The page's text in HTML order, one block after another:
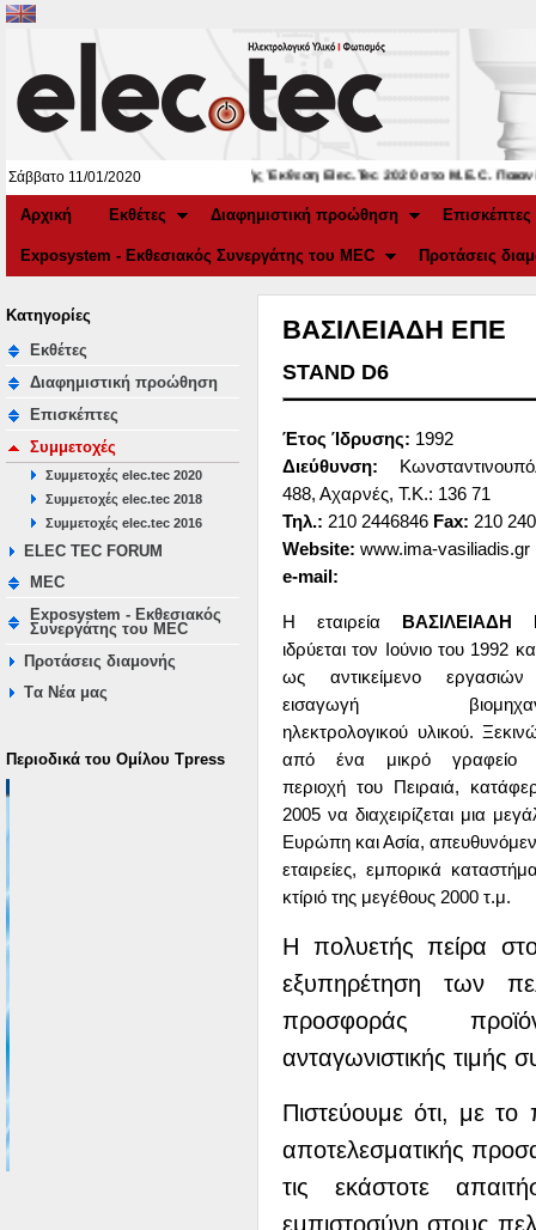
Σάββατο 11/01/2020 3η Διεθνής Έκθεση Elec.Tec 2020 στο Μ.Ε.C.
Αρχική Εκθέτες Διαφημιστική προώθηση Επισκέπτες
Exposystem - Εκθεσιακός Συνεργάτης του MEC Προτάσεις
Κατηγορίες
Εκθέτες
Διαφημιστική προώθηση
Επισκέπτες
Συμμετοχές
Συμμετοχές elec.tec 2020
Συμμετοχές elec.tec 2018
Συμμετοχές elec.tec 2016
ELEC TEC FORUM
MEC
Exposystem - Εκθεσιακός
Συνεργάτης του MEC
Προτάσεις διαμονής
Tα Νέα μας
Περιοδικά του Ομίλου Τpress
ΒΑΣΙΛΕΙΑΔΗ ΕΠΕ
STAND D6
Έτος Ίδρυσης: 1992
Διεύθυνση:
488, Αχαρνές, Τ.Κ.: 136 71
Τηλ.: 210 2446846 Fax: 210
Website: www.ima-vasiliadis.gr
e-mail:
Η εταιρεία
ΒΑΣΙΛΕΙΑΔΗ
ιδρύεται τον Ιούνιο του 1992
ως αντικείμενο
εισαγωγή
ηλεκτρολογικού υλικού.
από ένα μικρό γραφείο
περιοχή του Πειραιά,
2005 να διαχειρίζεται μια
Ευρώπη και Ασία,
εταιρείες, εμπορικά
κτίριό της μεγέθους 2000 τ.μ.
Η πολυετής πείρα
εξυπηρέτηση των
προσφοράς
ανταγωνιστικής τιμής
Πιστεύουμε ότι, με
αποτελεσματικής
τις εκάστοτε
εμπιστοσύνη στους